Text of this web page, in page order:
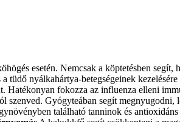
esetén. Nemcsak a köptetésben
nyálkahártya-betegségeinek
Hatékonyan fokozza az influenza elleni
Gyógyteában segít megnyugodni,
található tanninok és